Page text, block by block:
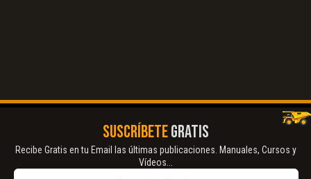
SUSCRÍBETEGRATIS
Recibe Gratis en tu Email las últimas publicaciones. Manuales, Cursos y
Vídeos...